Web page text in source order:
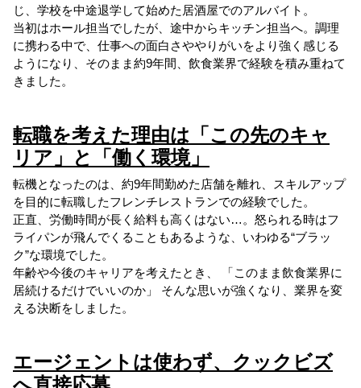
じ、学校を中途退学して始めた居酒屋でのアルバイト。
当初はホール担当でしたが、途中からキッチン担当へ。調理
に携わる中で、仕事への面白さややりがいをより強く感じる
ようになり、そのまま約9年間、飲食業界で経験を積み重ねて
きました。
転職を考えた理由は「この先のキャ
リア」と「働く環境」
転機となったのは、約9年間勤めた店舗を離れ、スキルアップ
を目的に転職したフレンチレストランでの経験でした。
正直、労働時間が長く給料も高くはない…。怒られる時はフ
ライパンが飛んでくることもあるような、いわゆる“ブラッ
ク”な環境でした。
年齢や今後のキャリアを考えたとき、 「このまま飲食業界に
居続けるだけでいいのか」 そんな思いが強くなり、業界を変
える決断をしました。
エージェントは使わず、クックビズ